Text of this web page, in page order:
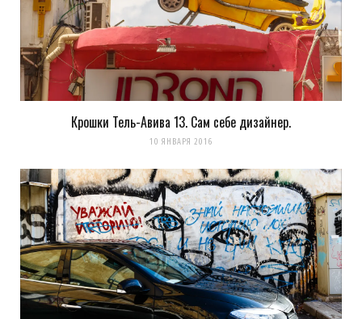
Крошки Тель-Авива 13. Сам себе дизайнер.
10 ЯНВАРЯ 2016